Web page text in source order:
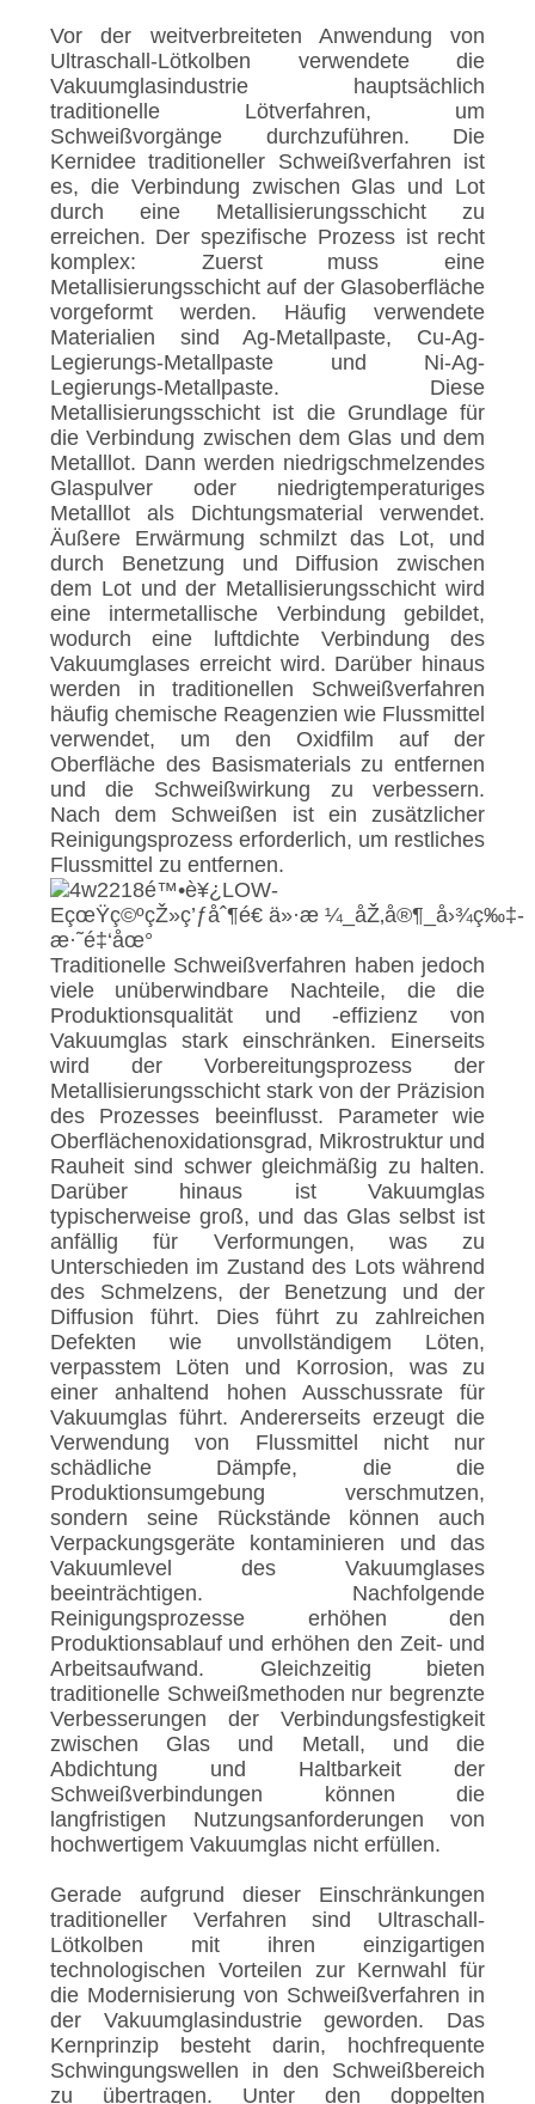
Vor der weitverbreiteten Anwendung von
Ultraschall-Lötkolben verwendete die
Vakuumglasindustrie hauptsächlich
traditionelle Lötverfahren, um
Schweißvorgänge durchzuführen. Die
Kernidee traditioneller Schweißverfahren ist
es, die Verbindung zwischen Glas und Lot
durch eine Metallisierungsschicht zu
erreichen. Der spezifische Prozess ist recht
komplex: Zuerst muss eine
Metallisierungsschicht auf der Glasoberfläche
vorgeformt werden. Häufig verwendete
Materialien sind Ag-Metallpaste, Cu-Ag-
Legierungs-Metallpaste und Ni-Ag-
Legierungs-Metallpaste. Diese
Metallisierungsschicht ist die Grundlage für
die Verbindung zwischen dem Glas und dem
Metalllot. Dann werden niedrigschmelzendes
Glaspulver oder niedrigtemperaturiges
Metalllot als Dichtungsmaterial verwendet.
Äußere Erwärmung schmilzt das Lot, und
durch Benetzung und Diffusion zwischen
dem Lot und der Metallisierungsschicht wird
eine intermetallische Verbindung gebildet,
wodurch eine luftdichte Verbindung des
Vakuumglases erreicht wird. Darüber hinaus
werden in traditionellen Schweißverfahren
häufig chemische Reagenzien wie Flussmittel
verwendet, um den Oxidfilm auf der
Oberfläche des Basismaterials zu entfernen
und die Schweißwirkung zu verbessern.
Nach dem Schweißen ist ein zusätzlicher
Reinigungsprozess erforderlich, um restliches
Flussmittel zu entfernen.
Traditionelle Schweißverfahren haben jedoch
viele unüberwindbare Nachteile, die die
Produktionsqualität und -effizienz von
Vakuumglas stark einschränken. Einerseits
wird der Vorbereitungsprozess der
Metallisierungsschicht stark von der Präzision
des Prozesses beeinflusst. Parameter wie
Oberflächenoxidationsgrad, Mikrostruktur und
Rauheit sind schwer gleichmäßig zu halten.
Darüber hinaus ist Vakuumglas
typischerweise groß, und das Glas selbst ist
anfällig für Verformungen, was zu
Unterschieden im Zustand des Lots während
des Schmelzens, der Benetzung und der
Diffusion führt. Dies führt zu zahlreichen
Defekten wie unvollständigem Löten,
verpasstem Löten und Korrosion, was zu
einer anhaltend hohen Ausschussrate für
Vakuumglas führt. Andererseits erzeugt die
Verwendung von Flussmittel nicht nur
schädliche Dämpfe, die die
Produktionsumgebung verschmutzen,
sondern seine Rückstände können auch
Verpackungsgeräte kontaminieren und das
Vakuumlevel des Vakuumglases
beeinträchtigen. Nachfolgende
Reinigungsprozesse erhöhen den
Produktionsablauf und erhöhen den Zeit- und
Arbeitsaufwand. Gleichzeitig bieten
traditionelle Schweißmethoden nur begrenzte
Verbesserungen der Verbindungsfestigkeit
zwischen Glas und Metall, und die
Abdichtung und Haltbarkeit der
Schweißverbindungen können die
langfristigen Nutzungsanforderungen von
hochwertigem Vakuumglas nicht erfüllen.
Gerade aufgrund dieser Einschränkungen
traditioneller Verfahren sind Ultraschall-
Lötkolben mit ihren einzigartigen
technologischen Vorteilen zur Kernwahl für
die Modernisierung von Schweißverfahren in
der Vakuumglasindustrie geworden. Das
Kernprinzip besteht darin, hochfrequente
Schwingungswellen in den Schweißbereich
zu übertragen. Unter den doppelten